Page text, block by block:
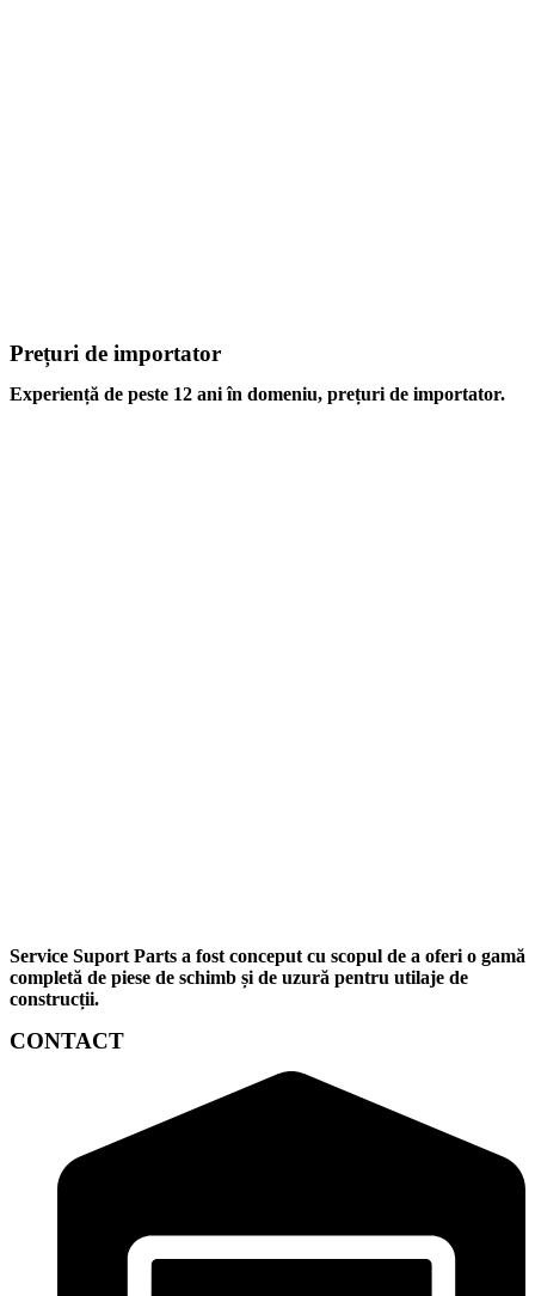
Prețuri de importator
Experiență de peste 12 ani în domeniu, prețuri de importator.
Service Suport Parts a fost conceput cu scopul de a oferi o gamă
completă de piese de schimb și de uzură pentru utilaje de
construcții.
CONTACT